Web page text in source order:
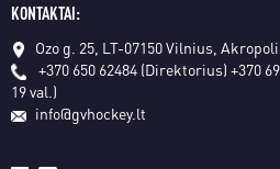
KONTAKTAI:
Ozo g. 25, LT-07150 Vilnius,
+370 650 62484 (Direktorius) +370
19 val.)
info@gvhockey.lt